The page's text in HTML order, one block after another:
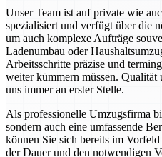
Unser Team ist auf private wie
spezialisiert und verfügt über die
um auch komplexe Aufträge
Ladenumbau oder
Arbeitsschritte präzise und
weiter kümmern müssen. Qualität
uns immer an erster Stelle.
Als professionelle Umzugsfirma
sondern auch eine umfassende
können Sie sich bereits im
der Dauer und den notwendigen